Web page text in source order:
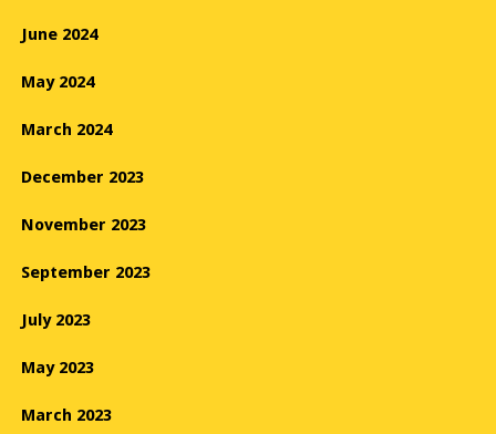
June 2024
May 2024
March 2024
December 2023
November 2023
September 2023
July 2023
May 2023
March 2023